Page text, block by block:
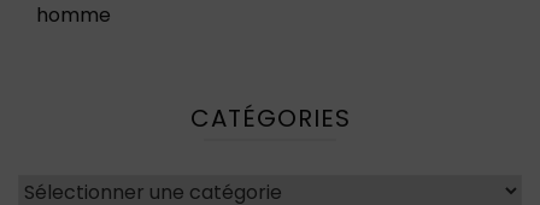
homme
CATÉGORIES
Catégories